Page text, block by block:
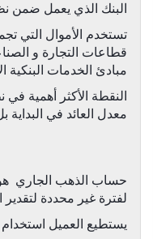
البنك الذي يعمل ضمن
تستخدم الأموال التي
قطاعات التجارة و
مبادئ الخدمات البنكية
النقطة الأكثر أهمية
معدل العائد في البداية
حساب الذهب الجاري
لفترة غير محددة
يستطيع العميل